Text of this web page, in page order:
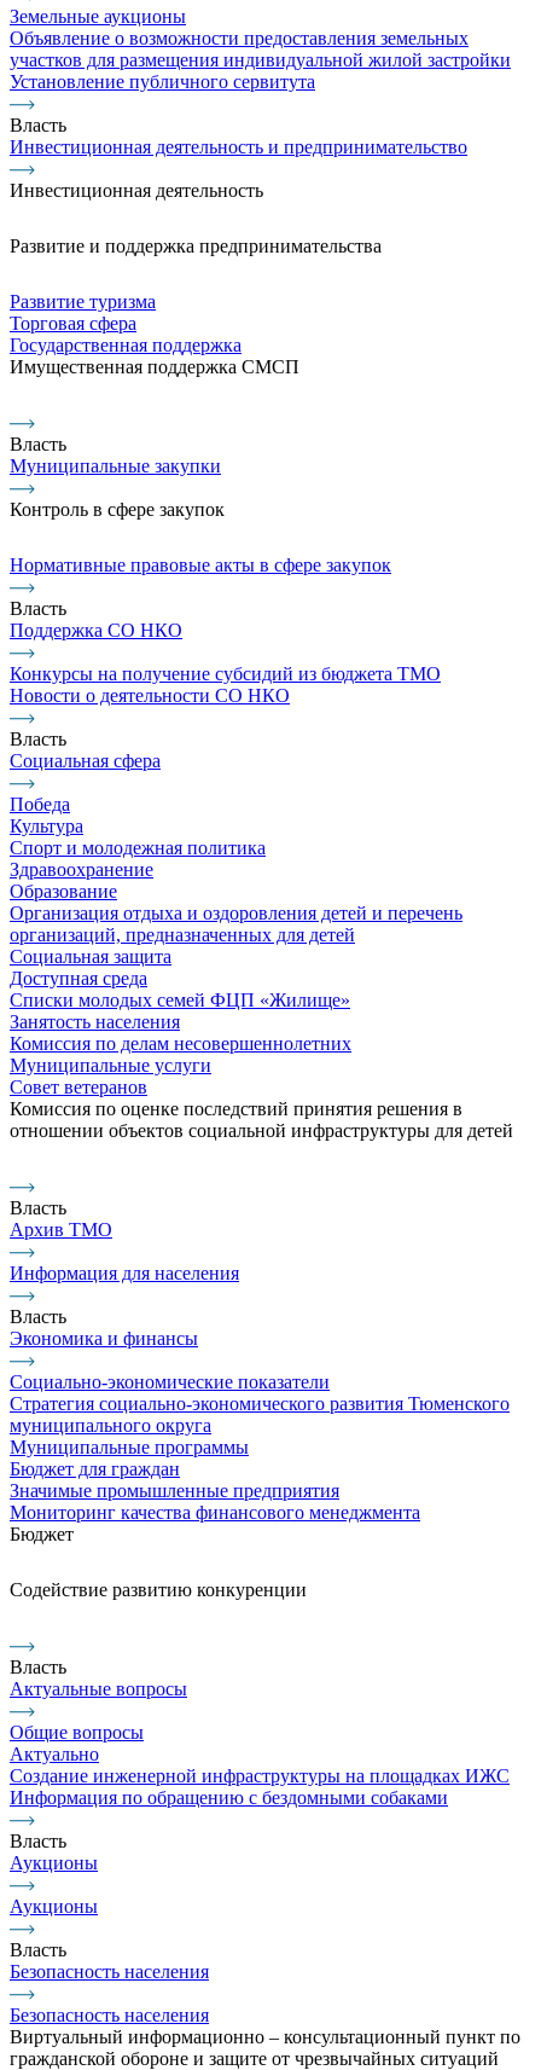
Земельные аукционы
Объявление о возможности предоставления земельных
участков для размещения индивидуальной жилой застройки
Установление публичного сервитута
Власть
Инвестиционная деятельность и предпринимательство
Инвестиционная деятельность
Развитие и поддержка предпринимательства
Развитие туризма
Торговая сфера
Государственная поддержка
Имущественная поддержка СМСП
Власть
Муниципальные закупки
Контроль в сфере закупок
Нормативные правовые акты в сфере закупок
Власть
Поддержка СО НКО
Конкурсы на получение субсидий из бюджета ТМО
Новости о деятельности СО НКО
Власть
Социальная сфера
Победа
Культура
Спорт и молодежная политика
Здравоохранение
Образование
Организация отдыха и оздоровления детей и перечень
организаций, предназначенных для детей
Социальная защита
Доступная среда
Списки молодых семей ФЦП «Жилище»
Занятость населения
Комиссия по делам несовершеннолетних
Муниципальные услуги
Совет ветеранов
Комиссия по оценке последствий принятия решения в
отношении объектов социальной инфраструктуры для детей
Власть
Архив ТМО
Информация для населения
Власть
Экономика и финансы
Социально-экономические показатели
Стратегия социально-экономического развития Тюменского
муниципального округа
Муниципальные программы
Бюджет для граждан
Значимые промышленные предприятия
Мониторинг качества финансового менеджмента
Бюджет
Содействие развитию конкуренции
Власть
Актуальные вопросы
Общие вопросы
Актуально
Создание инженерной инфраструктуры на площадках ИЖС
Информация по обращению с бездомными собаками
Власть
Аукционы
Аукционы
Власть
Безопасность населения
Безопасность населения
Виртуальный информационно – консультационный пункт по
гражданской обороне и защите от чрезвычайных ситуаций